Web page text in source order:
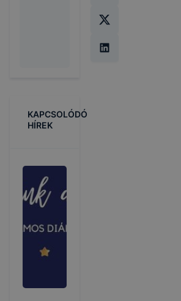
KAPCSOLÓDÓ
HÍREK